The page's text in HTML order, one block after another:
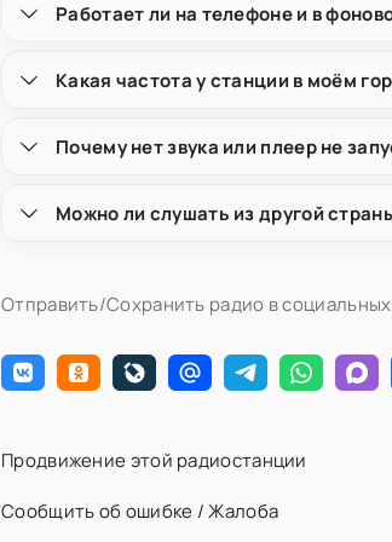
Работает ли на телефоне и в
Какая частота у станции в моём
Почему нет звука или плеер не
Можно ли слушать из другой
Отправить/Сохранить радио в социальных
Продвижение этой радиостанции
Сообщить об ошибке / Жалоба